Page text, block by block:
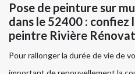
Pose de peinture sur
dans le 52400 : confiez
peintre Rivière
Pour rallonger la durée de vie de